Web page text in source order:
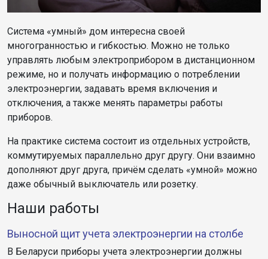
Система «умный» дом интересна своей
многогранностью и гибкостью. Можно не только
управлять любым электроприбором в дистанционном
режиме, но и получать информацию о потреблении
электроэнергии, задавать время включения и
отключения, а также менять параметры работы
приборов.
На практике система состоит из отдельных устройств,
коммутируемых параллельно друг другу. Они взаимно
дополняют друг друга, причём сделать «умной» можно
даже обычный выключатель или розетку.
Наши работы
Выносной щит учета электроэнергии на столбе
В Беларуси приборы учета электроэнергии должны